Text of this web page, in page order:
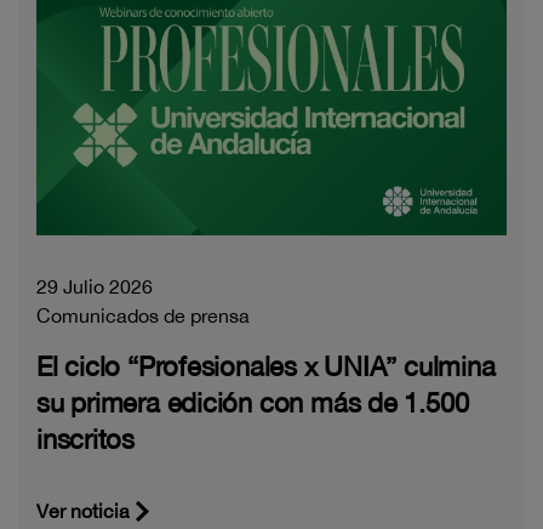
29 Julio 2026
Comunicados de prensa
El ciclo “Profesionales x UNIA” culmina
su primera edición con más de 1.500
inscritos
Ver noticia